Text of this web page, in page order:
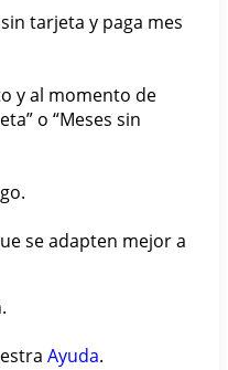
tarjeta y paga mes
y al momento de
o “Meses sin
se adapten mejor a
Ayuda.